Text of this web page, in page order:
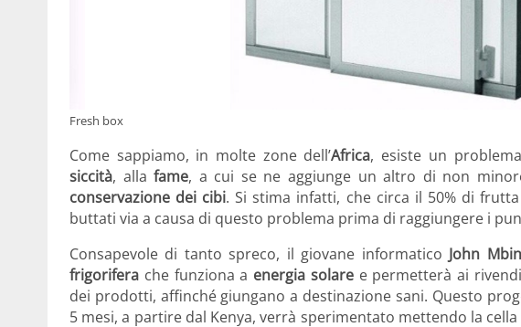
Fresh box
Come sappiamo, in molte zone dell’Africa, esiste un
siccità, allafame, a cui se ne aggiunge un altro di non
conservazione dei cibi. Si stima infatti, che circa il 50% di
buttati via a causa di questo problema prima di raggiungere i
Consapevole di tanto spreco, il giovane informatico John
frigorifera che funziona a energia solaree permetterà ai
dei prodotti, affinché giungano a destinazione sani. Questo
5 mesi, a partire dal Kenya, verrà sperimentato mettendo la